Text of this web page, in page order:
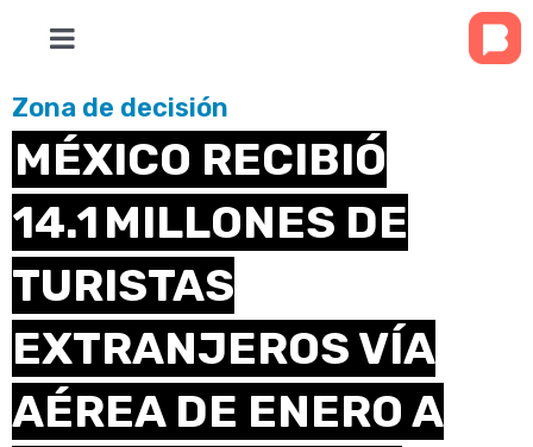
Zona de decisión
MÉXICO RECIBIÓ
14.1 MILLONES DE
TURISTAS
EXTRANJEROS VÍA
AÉREA DE ENERO A